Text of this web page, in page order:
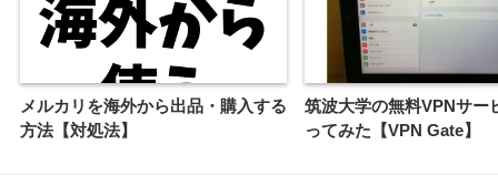
メルカリを海外から出品・購入する
方法【対処法】
筑波大学の無料VPNサー
ってみた【VPN Gate】